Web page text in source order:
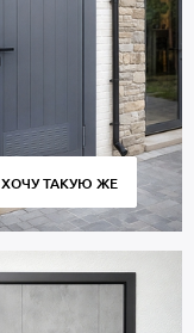
ХОЧУ ТАКУЮ ЖЕ